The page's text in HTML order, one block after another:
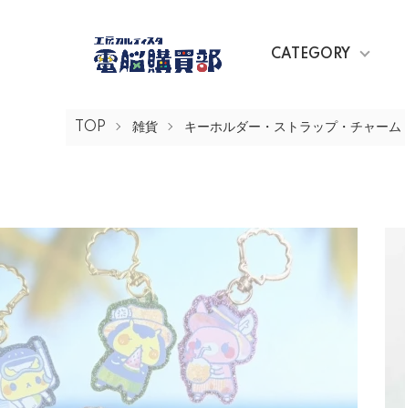
CATEGORY
TOP 雑貨 キーホルダー・ストラップ・チャーム